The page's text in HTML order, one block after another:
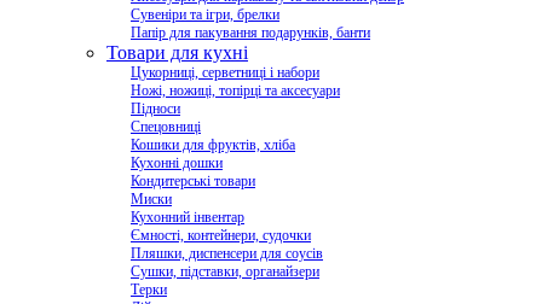
Сувеніри та ігри, брелки
Папір для пакування подарунків, банти
Товари для кухні
Цукорниці, серветниці і набори
Ножі, ножиці, топірці та аксесуари
Підноси
Спецовниці
Кошики для фруктів, хліба
Кухонні дошки
Кондитерські товари
Миски
Кухонний інвентар
Ємності, контейнери, судочки
Пляшки, диспенсери для соусів
Сушки, підставки, органайзери
Терки